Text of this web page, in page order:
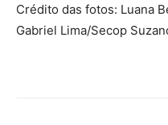
Crédito das fotos: Luana
Gabriel Lima/Secop